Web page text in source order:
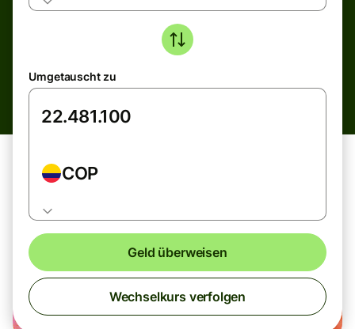
Umgetauscht zu
COP
Geld überweisen
Wechselkurs verfolgen